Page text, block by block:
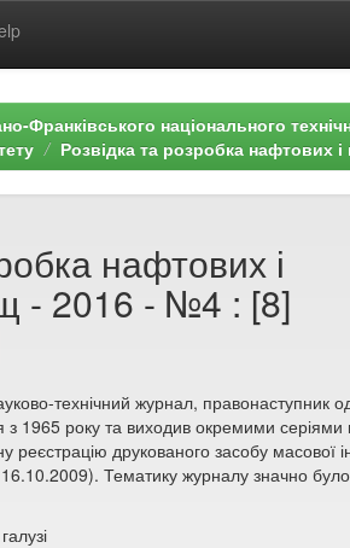
Франківського національного
Розвідка та розробка нафтових
нафтових і
- 2016 - №4 : [8]
технічний журнал, правонаступник
з 1965 року та виходив окремими
реєстрацію друкованого засобу
16.10.2009). Тематику журналу значно було